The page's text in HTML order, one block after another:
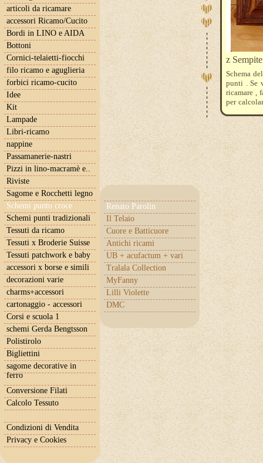
articoli da ricamare
accessori Ricamo/Cucito
Bordi in LINO e AIDA
Bottoni
Cornici-telaietti-fiocchi
filo ricamo e aguglieria
forbici ricamo-cucito
Idee
Kit
Lampade
Libri-ricamo
nappine
Passamanerie-nastri
Pizzi in lino-macramè e..
Riviste
Sagome e Rocchetti legno
Schemi punto croce
Renato Parolin
Il Telaio
Cuore e Batticuore
Antichi ricami
UB + acufactum + vari
Tralala Collection
MyFanny
Lilli Violette
DMC
Schemi punti tradizionali
Tessuti da ricamo
Tessuti x Broderie Suisse
Tessuti patchwork e baby
accessori x borse e simili
decorazioni varie
charms+accessori
cartonaggio - accessori
Corsi e scuola 1
schemi Gerda Bengtsson
Polistirolo
Bigliettini
sagome decorative in
ferro
Conversione Filati
Calcolo Tessuto
Condizioni di Vendita
Privacy e Cookies
z
Schema
punti . Se
ricamare ,
per